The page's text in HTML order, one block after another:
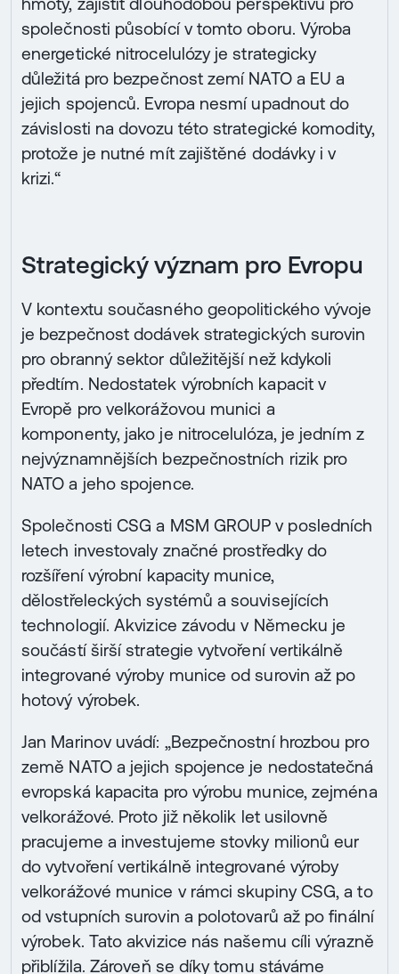
společnosti působící v tomto oboru. Výroba
energetické nitrocelulózy je strategicky
důležitá pro bezpečnost zemí NATO a EU a
jejich spojenců. Evropa nesmí upadnout do
závislosti na dovozu této strategické komodity,
protože je nutné mít zajištěné dodávky i v
krizi.“
Strategický význam pro Evropu
V kontextu současného geopolitického vývoje
je bezpečnost dodávek strategických surovin
pro obranný sektor důležitější než kdykoli
předtím. Nedostatek výrobních kapacit v
Evropě pro velkorážovou munici a
komponenty, jako je nitrocelulóza, je jedním z
nejvýznamnějších bezpečnostních rizik pro
NATO a jeho spojence.
Společnosti CSG a MSM GROUP v posledních
letech investovaly značné prostředky do
rozšíření výrobní kapacity munice,
dělostřeleckých systémů a souvisejících
technologií. Akvizice závodu v Německu je
součástí širší strategie vytvoření vertikálně
integrované výroby munice od surovin až po
hotový výrobek.
Jan Marinov uvádí: „Bezpečnostní hrozbou pro
země NATO a jejich spojence je nedostatečná
evropská kapacita pro výrobu munice, zejména
velkorážové. Proto již několik let usilovně
pracujeme a investujeme stovky milionů eur
do vytvoření vertikálně integrované výroby
velkorážové munice v rámci skupiny CSG, a to
od vstupních surovin a polotovarů až po finální
výrobek. Tato akvizice nás našemu cíli výrazně
přiblížila. Zároveň se díky tomu stáváme